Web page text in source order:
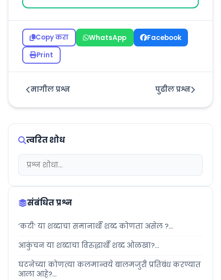
Copy करा WhatsApp
Facebook
Print
मागील प्रश्न पुढील प्रश्न
त्वरित शोध
संबंधित प्रश्न
‘कटी’ या शब्दाचा समानार्थी शब्द कोणता असेल ?...
आकुंचन या शब्दाचा विरुद्धार्थी शब्द ओळखा?...
घटनेच्या कोणत्या कलमान्वये बालमजुरी प्रतिबंध करण्यात
आला आहे?...